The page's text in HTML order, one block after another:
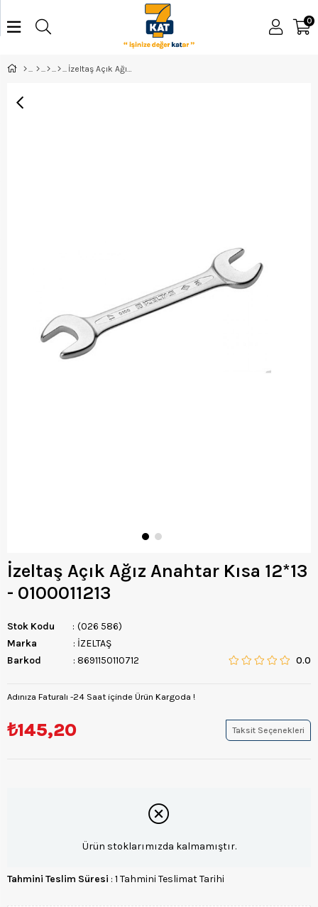
0
İzeltaş Açık Ağız Anahtar Kısa 12*13
- 0100011213
Stok Kodu
(026 586)
Marka
: İZELTAŞ
Barkod
: 8691150110712 0.0
Adınıza Faturalı -24 Saat içinde Ürün Kargoda !
₺145,20 Taksit Seçenekleri
Ürün stoklarımızda kalmamıştır.
Tahmini Teslim Süresi : 1 Tahmini Teslimat Tarihi